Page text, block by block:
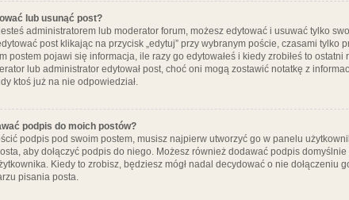
lub usunąć post?
administratorem lub moderator forum, możesz edytować i usuwać tylko
post klikając na przycisk „edytuj” przy wybranym poście, czasami
postem pojawi się informacja, ile razy go edytowałeś i kiedy zrobiłeś to
lub administrator edytował post, choć oni mogą zostawić notatkę z
ktoś już na nie odpowiedział.
podpis do moich postów?
podpis pod swoim postem, musisz najpierw utworzyć go w panelu
aby dołączyć podpis do niego. Możesz również dodawać podpis
Kiedy to zrobisz, będziesz mógł nadal decydować o nie
pisania posta.